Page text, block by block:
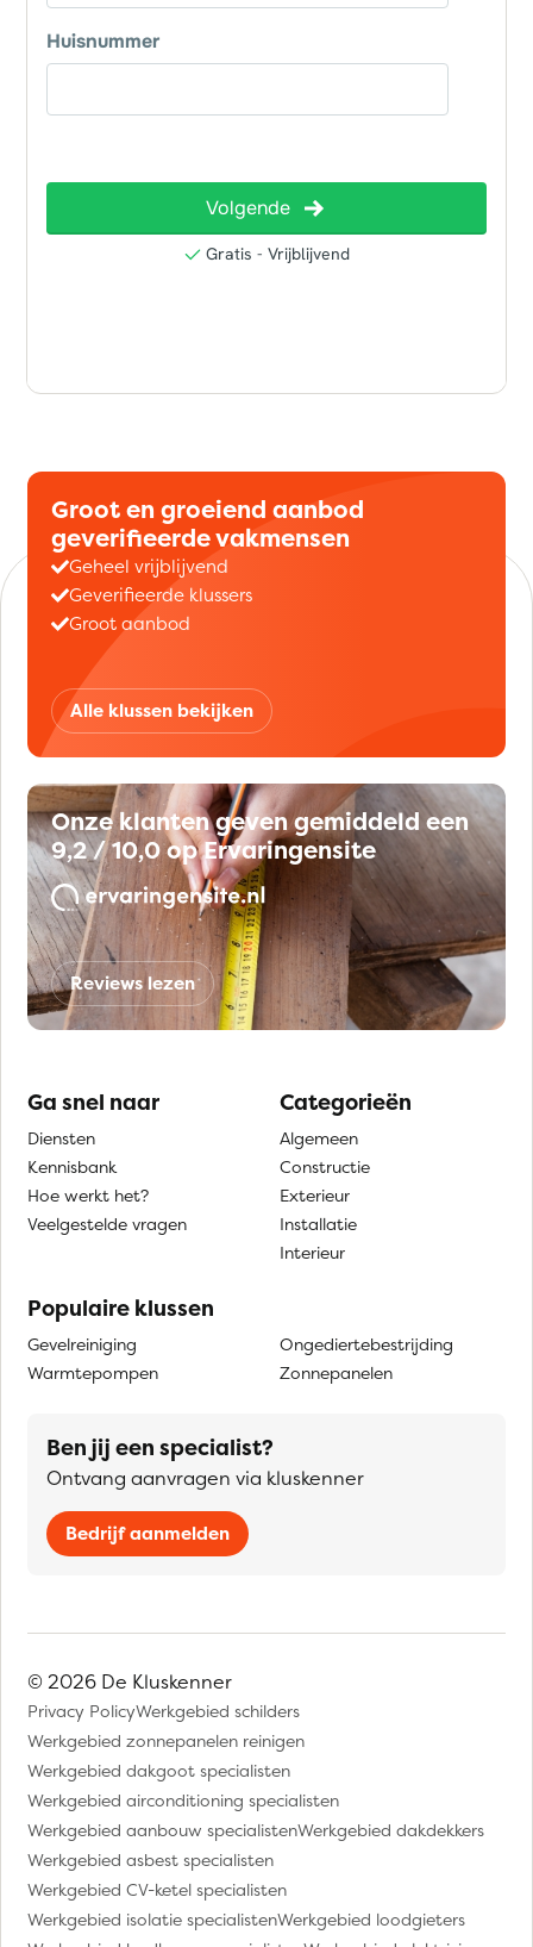
Groot en groeiend aanbod
geverifieerde vakmensen
Geheel vrijblijvend
Geverifieerde klussers
Groot aanbod
Alle klussen bekijken
Onze klanten geven gemiddeld een
9,2 / 10,0 op Ervaringensite
Reviews lezen
Ga snel naar
Diensten
Kennisbank
Hoe werkt het?
Veelgestelde vragen
Categorieën
Algemeen
Constructie
Exterieur
Installatie
Interieur
Populaire klussen
Gevelreiniging
Warmtepompen
Ongediertebestrijding
Zonnepanelen
Ben jij een specialist?
Ontvang aanvragen via kluskenner
Bedrijf aanmelden
© 2026 De Kluskenner
Privacy PolicyWerkgebied schilders
Werkgebied zonnepanelen reinigen
Werkgebied dakgoot specialisten
Werkgebied airconditioning specialisten
Werkgebied aanbouw specialistenWerkgebied dakdekkers
Werkgebied asbest specialisten
Werkgebied CV-ketel specialisten
Werkgebied isolatie specialistenWerkgebied loodgieters